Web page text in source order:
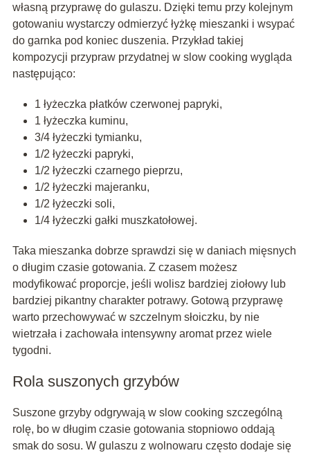
własną przyprawę do gulaszu. Dzięki temu przy kolejnym
gotowaniu wystarczy odmierzyć łyżkę mieszanki i wsypać
do garnka pod koniec duszenia. Przykład takiej
kompozycji przypraw przydatnej w slow cooking wygląda
następująco:
1 łyżeczka płatków czerwonej papryki,
1 łyżeczka kuminu,
3/4 łyżeczki tymianku,
1/2 łyżeczki papryki,
1/2 łyżeczki czarnego pieprzu,
1/2 łyżeczki majeranku,
1/2 łyżeczki soli,
1/4 łyżeczki gałki muszkatołowej.
Taka mieszanka dobrze sprawdzi się w daniach mięsnych
o długim czasie gotowania. Z czasem możesz
modyfikować proporcje, jeśli wolisz bardziej ziołowy lub
bardziej pikantny charakter potrawy. Gotową przyprawę
warto przechowywać w szczelnym słoiczku, by nie
wietrzała i zachowała intensywny aromat przez wiele
tygodni.
Rola suszonych grzybów
Suszone grzyby odgrywają w slow cooking szczególną
rolę, bo w długim czasie gotowania stopniowo oddają
smak do sosu. W gulaszu z wolnowaru często dodaje się